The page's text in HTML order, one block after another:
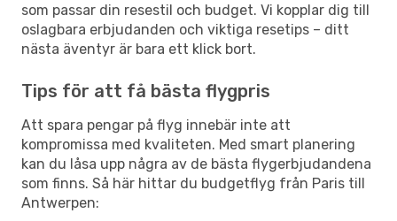
som passar din resestil och budget. Vi kopplar dig till
oslagbara erbjudanden och viktiga resetips – ditt
nästa äventyr är bara ett klick bort.
Tips för att få bästa flygpris
Att spara pengar på flyg innebär inte att
kompromissa med kvaliteten. Med smart planering
kan du låsa upp några av de bästa flygerbjudandena
som finns. Så här hittar du budgetflyg från Paris till
Antwerpen: